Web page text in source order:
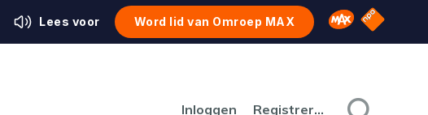
Lees voor Word lid van Omroep MAX Omroep MAX
NPO
Inloggen Registreren